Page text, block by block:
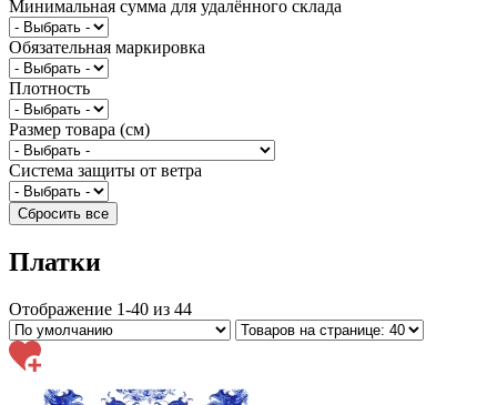
Минимальная сумма для удалённого склада
Обязательная маркировка
Плотность
Размер товара (см)
Система защиты от ветра
Платки
Отображение 1-40 из 44